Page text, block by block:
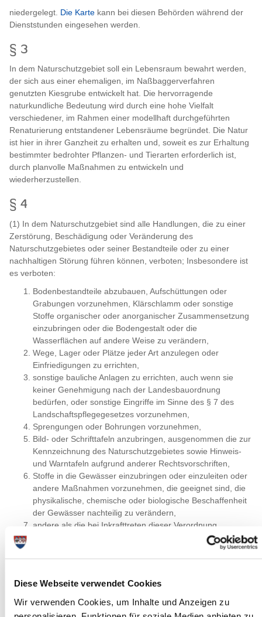
Diese Webseite verwendet Cookies
Wir verwenden Cookies, um Inhalte und Anzeigen zu
niedergelegt. Die Karte kann bei diesen Behörden während der
Dienststunden eingesehen werden.
§ 3
In dem Naturschutzgebiet soll ein Lebensraum bewahrt werden,
der sich aus einer ehemaligen, im Naßbaggerverfahren
genutzten Kiesgrube entwickelt hat. Die hervorragende
naturkundliche Bedeutung wird durch eine hohe Vielfalt
verschiedener, im Rahmen einer modellhaft durchgeführten
Renaturierung entstandener Lebensräume begründet. Die Natur
ist hier in ihrer Ganzheit zu erhalten und, soweit es zur Erhaltung
bestimmter bedrohter Pflanzen- und Tierarten erforderlich ist,
durch planvolle Maßnahmen zu entwickeln und
wiederherzustellen.
§ 4
(1) In dem Naturschutzgebiet sind alle Handlungen, die zu einer
Zerstörung, Beschädigung oder Veränderung des
Naturschutzgebietes oder seiner Bestandteile oder zu einer
nachhaltigen Störung führen können, verboten; Insbesondere ist
es verboten:
Bodenbestandteile abzubauen, Aufschüttungen oder
Grabungen vorzunehmen, Klärschlamm oder sonstige
Stoffe organischer oder anorganischer Zusammensetzung
einzubringen oder die Bodengestalt oder die
Wasserflächen auf andere Weise zu verändern,
Wege, Lager oder Plätze jeder Art anzulegen oder
Einfriedigungen zu errichten,
sonstige bauliche Anlagen zu errichten, auch wenn sie
keiner Genehmigung nach der Landesbauordnung
bedürfen, oder sonstige Eingriffe im Sinne des § 7 des
Landschaftspflegegesetzes vorzunehmen,
Sprengungen oder Bohrungen vorzunehmen,
Bild- oder Schrifttafeln anzubringen, ausgenommen die zur
Kennzeichnung des Naturschutzgebietes sowie Hinweis-
und Warntafeln aufgrund anderer Rechtsvorschriften,
Stoffe in die Gewässer einzubringen oder einzuleiten oder
andere Maßnahmen vorzunehmen, die geeignet sind, die
physikalische, chemische oder biologische Beschaffenheit
der Gewässer nachteilig zu verändern,
andere als die bei Inkrafttreten dieser Verordnung
bestehenden Entwässerungen in die Gewässer
Erstaufforstungen vorzunehmen,
Standorte der Pflanzen zu beseitigen oder nachteilig zu
verändern, insbesondere durch chemische Stoffe oder
mechanische Maßnahmen,